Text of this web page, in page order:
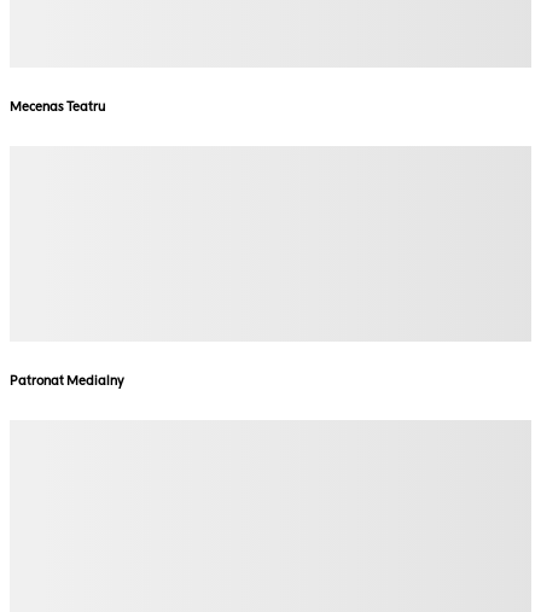
Mecenas Teatru
Patronat Medialny